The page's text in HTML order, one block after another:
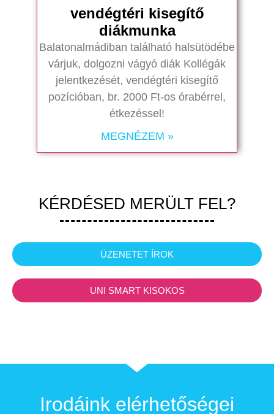
vendégtéri kisegítő
diákmunka
Balatonalmádiban található halsütödébe
várjuk, dolgozni vágyó diák Kollégák
jelentkezését, vendégtéri kisegítő
pozícióban, br. 2000 Ft-os órabérrel,
étkezéssel!
MEGNÉZEM »
KÉRDÉSED MERÜLT FEL?
ÜZENETET ÍROK
UNI SMART KISOKOS
Irodáink elérhetőségei